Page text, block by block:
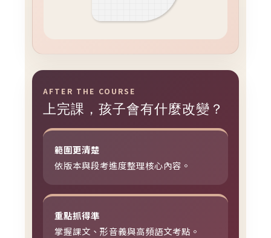
AFTER THE COURSE
上完課，孩子會有什麼改變？
範圍更清楚
依版本與段考進度整理核心內容。
重點抓得準
掌握課文、形音義與高頻語文考點。